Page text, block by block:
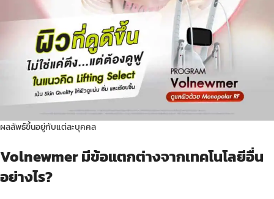
ผลลัพธ์ขึ้นอยู่กับแต่ละบุคคล
Volnewmer มีข้อแตกต่างจากเทคโนโลยีอื่น
อย่างไร?